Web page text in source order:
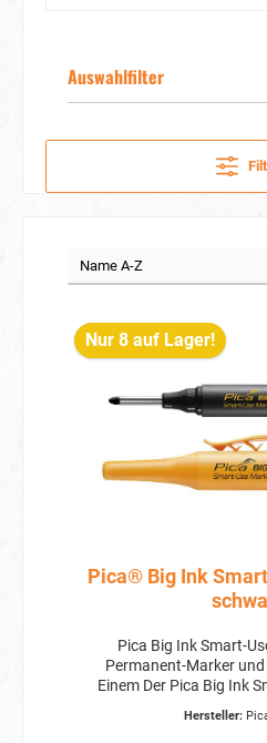
Auswahlfilter
Nur 8 auf Lager!
Pica® Big Ink
Pica Big Ink Smart-
Permanent-Marker
Einem Der Pica Big Ink Smart-Use Marker XL
und eines Tiefloch-
Hersteller: